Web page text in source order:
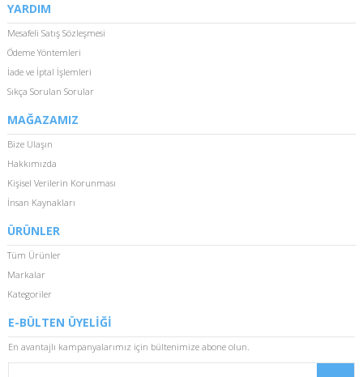
YARDIM
Mesafeli Satış Sözleşmesi
Ödeme Yöntemleri
İade ve İptal İşlemleri
Sıkça Sorulan Sorular
MAĞAZAMIZ
Bize Ulaşın
Hakkımızda
Kişisel Verilerin Korunması
İnsan Kaynakları
ÜRÜNLER
Tüm Ürünler
Markalar
Kategoriler
E-BÜLTEN ÜYELİĞİ
En avantajlı kampanyalarımız için bültenimize abone olun.